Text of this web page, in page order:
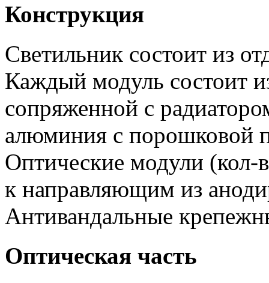
Конструкция
Светильник состоит из
Каждый модуль состоит
сопряженной с
алюминия с порошковой
Оптические модули (кол-
к направляющим из
Антивандальные
Оптическая часть